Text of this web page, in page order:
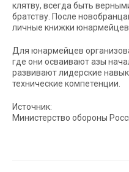
клятву, всегда быть
братству. После
личные книжки юнармейцев.
Для юнармейцев
где они осваивают азы
развивают лидерские
технические компетенции.
Источник:
Министерство обороны